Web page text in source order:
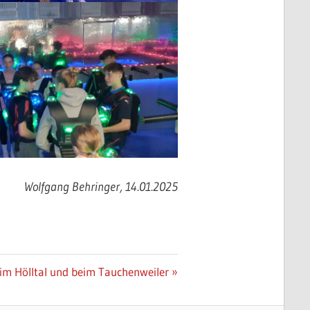
Wolfgang Behringer, 14.01.2025
Hölltal und beim Tauchenweiler